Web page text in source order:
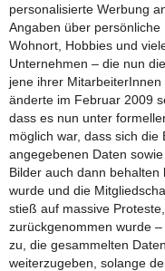
personalisierte Werbung
Angaben über persönliche
Wohnort, Hobbies und
Unternehmen – die nun
jene ihrer
änderte im Februar 2009
dass es nun unter
möglich war, dass sich
angegebenen Daten
Bilder auch dann
wurde und die
stieß auf massive
zurückgenommen wurde
zu, die gesammelten
weiterzugeben, solange